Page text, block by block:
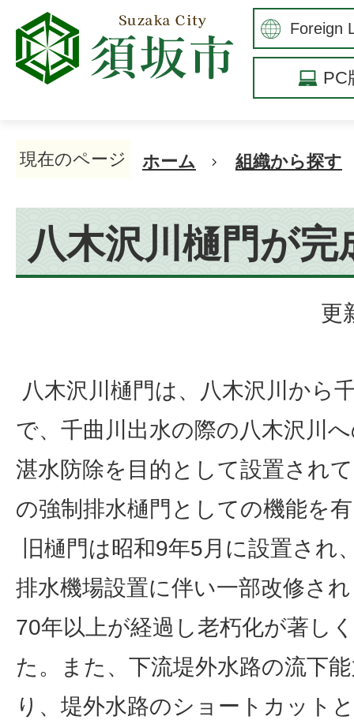
PC
現在のページ ホーム 組織から探す
八木沢川樋門が完
更
八木沢川樋門は、八木沢川から
で、千曲川出水の際の八木沢川
湛水防除を目的として設置され
の強制排水樋門としての機能を
旧樋門は昭和9年5月に設置され
排水機場設置に伴い一部改修さ
70年以上が経過し老朽化が著し
た。また、下流堤外水路の流下
り、堤外水路のショートカット